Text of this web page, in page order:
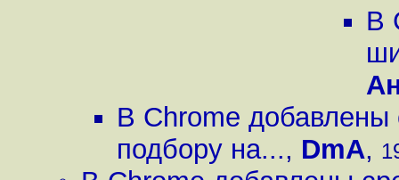
В
В Chrome добавлены
подбору на..., DmA,